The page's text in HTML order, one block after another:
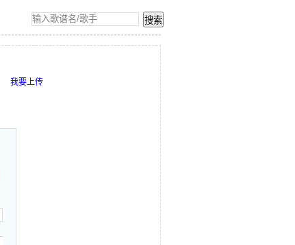
我要上传